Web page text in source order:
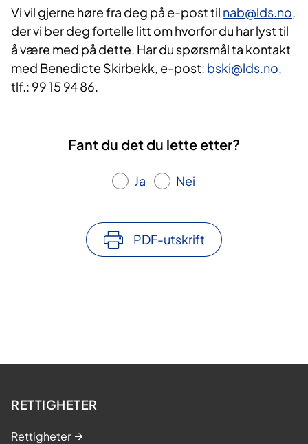
Vi vil gjerne høre fra deg på e-post til nab@lds.no,
der vi ber deg fortelle litt om hvorfor du har lyst til
å være med på dette. Har du spørsmål ta kontakt
med Benedicte Skirbekk, e-post: bski@lds.no​,
tlf.: 99 15 94 86​.
Fant du det du lette etter?
Ja Nei
PDF-utskrift
RETTIGHETER
Rettigheter